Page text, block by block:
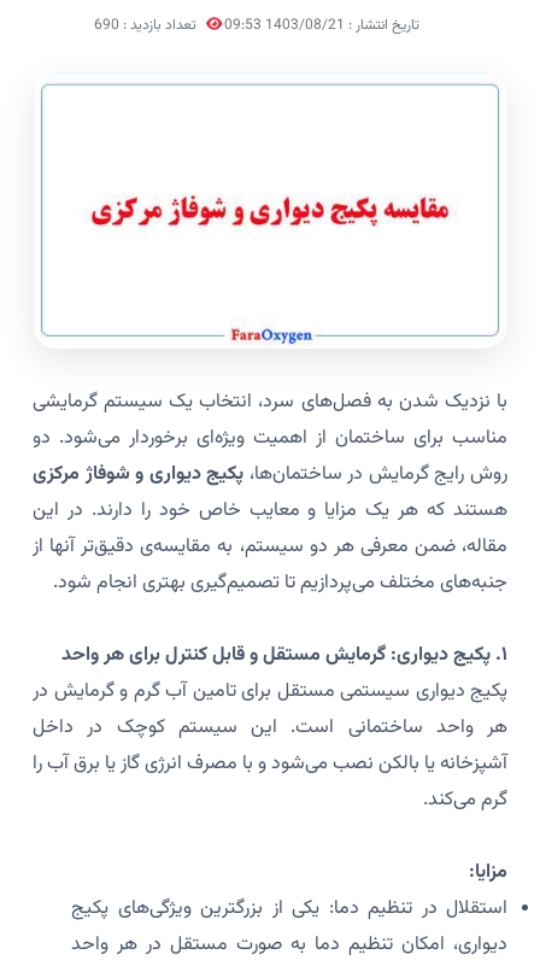
تاریخ انتشار : 1403/08/21 09:53 تعداد بازدید : 690
با نزدیک شدن به فصل‌های سرد، انتخاب یک سیستم گرمایشی
مناسب برای ساختمان از اهمیت ویژه‌ای برخوردار می‌شود. دو
روش رایج گرمایش در ساختمان‌ها، پکیج دیواری و شوفاژ مرکزی
هستند که هر یک مزایا و معایب خاص خود را دارند. در این
مقاله، ضمن معرفی هر دو سیستم، به مقایسه‌ی دقیق‌تر آنها از
جنبه‌های مختلف می‌پردازیم تا تصمیم‌گیری بهتری انجام شود.
۱. پکیج دیواری: گرمایش مستقل و قابل کنترل برای هر واحد
پکیج دیواری سیستمی مستقل برای تامین آب گرم و گرمایش در
هر واحد ساختمانی است. این سیستم کوچک در داخل
آشپزخانه یا بالکن نصب می‌شود و با مصرف انرژی گاز یا برق آب را
گرم می‌کند.
مزایا:
استقلال در تنظیم دما: یکی از بزرگترین ویژگی‌های پکیج
دیواری، امکان تنظیم دما به صورت مستقل در هر واحد